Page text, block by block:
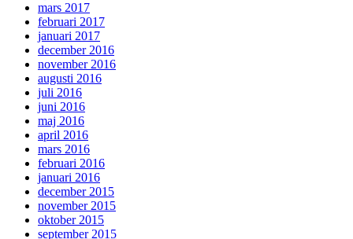
mars 2017
februari 2017
januari 2017
december 2016
november 2016
augusti 2016
juli 2016
juni 2016
maj 2016
april 2016
mars 2016
februari 2016
januari 2016
december 2015
november 2015
oktober 2015
september 2015